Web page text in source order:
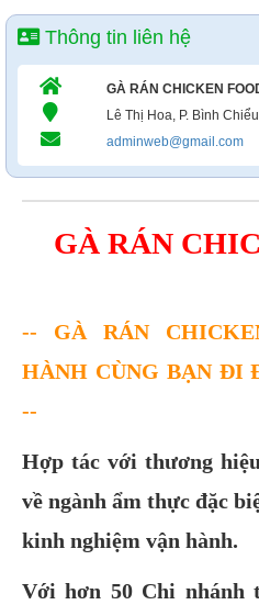
Thông tin liên hệ
GÀ RÁN CHICKEN
Lê Thị Hoa, P. Bình
adminweb@gmail.com
GÀ RÁN
-- GÀ RÁN
HÀNH CÙNG BẠN ĐI
--
Hợp tác với thương
về ngành ẩm thực đặc
kinh nghiệm vận hành.
Với hơn 50 Chi nhánh